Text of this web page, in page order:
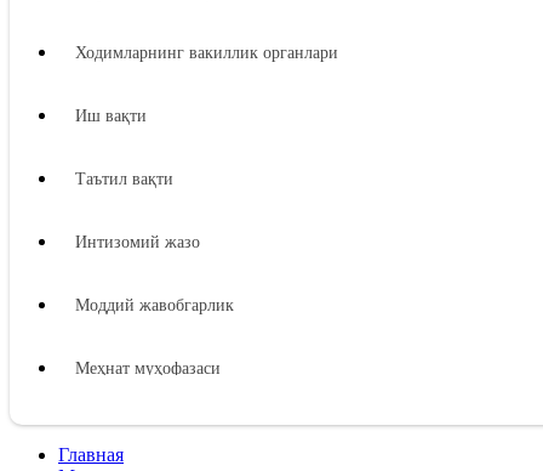
Ходимларнинг вакиллик органлари
Иш вақти
Таътил вақти
Интизомий жазо
Моддий жавобгарлик
Меҳнат муҳофазаси
Ижтимоий таъминот
Главная